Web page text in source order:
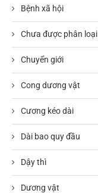
Bệnh xã hội
Chưa được phân loại
Chuyển giới
Cong dương vật
Cương kéo dài
Dài bao quy đầu
Dậy thì
Dương vật